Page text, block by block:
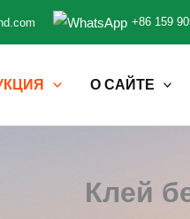
+86 159
О САЙТЕ
Клей